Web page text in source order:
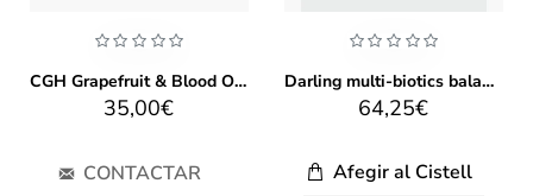
CGH Grapefruit & Blood Orange Fine Salt Scrub
35,00€
CONTACTAR
Darling multi-biotics balancing bodycare set
64,25€
Afegir al Cistell